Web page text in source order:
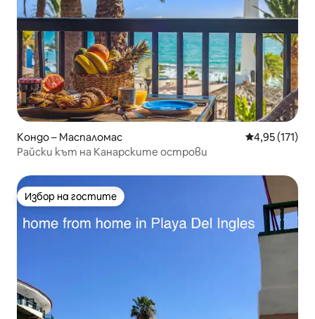
Кондо – Маспаломас Средна
4,95 (171)
Райски кът на Канарските острови
Избор на гостите
Избор на гостите